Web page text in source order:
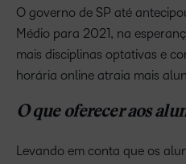
O governo de SP até
Médio para 2021, na
mais disciplinas optativas e
horária online atraia mais
O que oferecer aos
Levando em conta que os